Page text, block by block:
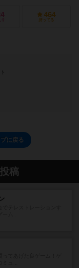
464
持ってる
に戻る
稿